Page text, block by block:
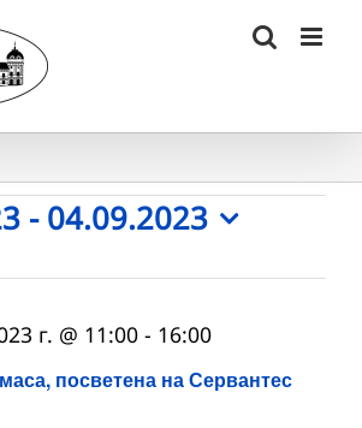
- 04.09.2023
посветена на Сервантес
г. @ 11:00 - 16:00